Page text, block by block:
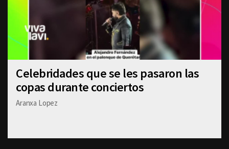
Celebridades que se les pasaron las
copas durante conciertos
Aranxa Lopez